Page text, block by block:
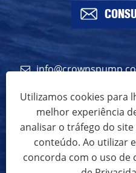
+86-
Copyright © 2024 Shanghai
Todos os
Utilizamos cookies para
melhor experiência
analisar o tráfego do
conteúdo. Ao utilizar
concorda com o uso de